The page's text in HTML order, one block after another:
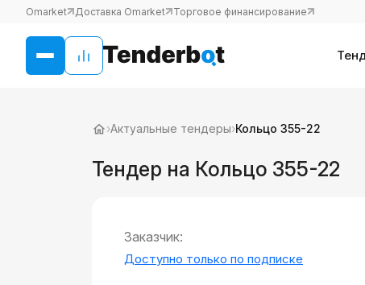
Omarket Доставка Omarket Торговое финансирование
›Актуальные тендеры›Кольцо 355-22
Тендер на Кольцо 355-22
Заказчик:
Доступно только по подписке